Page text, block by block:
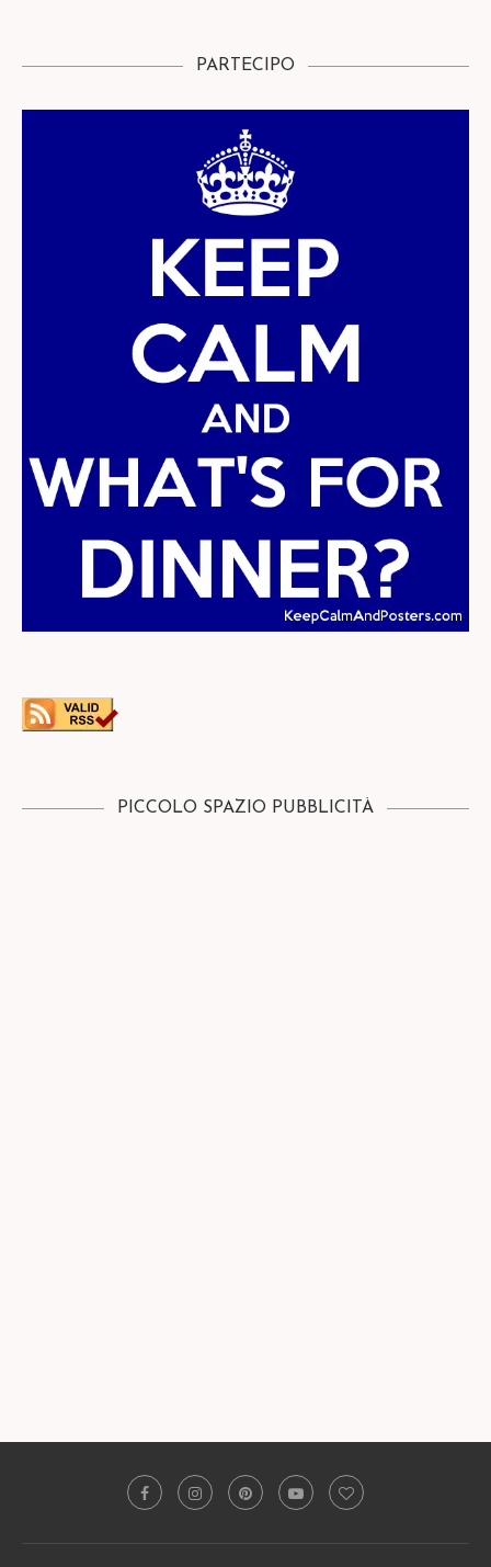
PARTECIPO
PICCOLO SPAZIO PUBBLICITÀ